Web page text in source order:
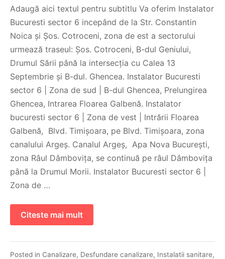
Adaugă aici textul pentru subtitlu Va oferim Instalator
Bucuresti sector 6 incepând de la Str. Constantin
Noica și Șos. Cotroceni, zona de est a sectorului
urmează traseul: Șos. Cotroceni, B-dul Geniului,
Drumul Sării până la intersecția cu Calea 13
Septembrie și B-dul. Ghencea. Instalator Bucuresti
sector 6 | Zona de sud | B-dul Ghencea, Prelungirea
Ghencea, Intrarea Floarea Galbenă. Instalator
bucuresti sector 6 | Zona de vest | Intrării Floarea
Galbenă, Blvd. Timișoara, pe Blvd. Timișoara, zona
canalului Argeș. Canalul Argeș, Apa Nova București,
zona Râul Dâmbovița, se continuă pe râul Dâmbovița
până la Drumul Morii. Instalator Bucuresti sector 6 |
Zona de …
Citeste mai mult
Posted in Canalizare, Desfundare canalizare, Instalatii sanitare,